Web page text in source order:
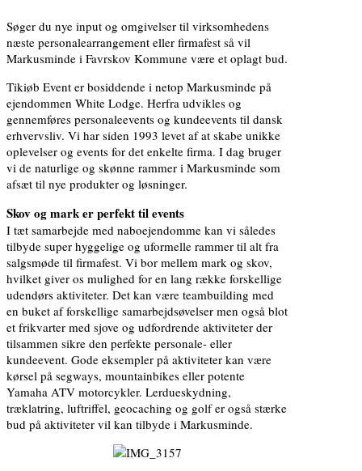
Søger du nye input og omgivelser til virksomhedens
næste personalearrangement eller firmafest så vil
Markusminde i Favrskov Kommune være et oplagt bud.
Tikiøb Event er bosiddende i netop Markusminde på
ejendommen White Lodge. Herfra udvikles og
gennemføres personaleevents og kundeevents til dansk
erhvervsliv. Vi har siden 1993 levet af at skabe unikke
oplevelser og events for det enkelte firma. I dag bruger
vi de naturlige og skønne rammer i Markusminde som
afsæt til nye produkter og løsninger.
Skov og mark er perfekt til events
I tæt samarbejde med naboejendomme kan vi således
tilbyde super hyggelige og uformelle rammer til alt fra
salgsmøde til firmafest. Vi bor mellem mark og skov,
hvilket giver os mulighed for en lang række forskellige
udendørs aktiviteter. Det kan være teambuilding med
en buket af forskellige samarbejdsøvelser men også blot
et frikvarter med sjove og udfordrende aktiviteter der
tilsammen sikre den perfekte personale- eller
kundeevent. Gode eksempler på aktiviteter kan være
kørsel på segways, mountainbikes eller potente
Yamaha ATV motorcykler. Lerdueskydning,
træklatring, luftriffel, geocaching og golf er også stærke
bud på aktiviteter vil kan tilbyde i Markusminde.